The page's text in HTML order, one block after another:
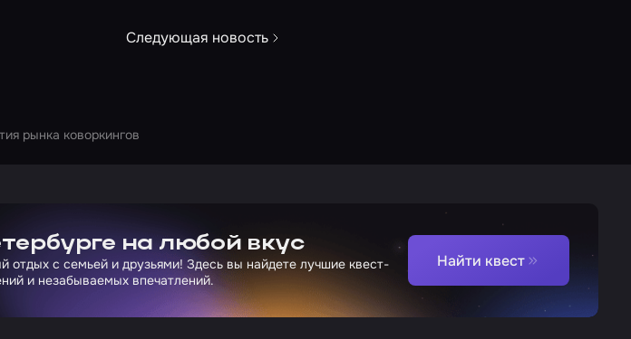
Следующая новость
рынка коворкингов
на любой вкус
отдых с семьей и друзьями! Здесь вы найдете лучшие квест-
и незабываемых впечатлений.
Найти квест